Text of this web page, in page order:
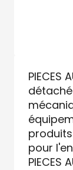
PIECES
pour
PIECES